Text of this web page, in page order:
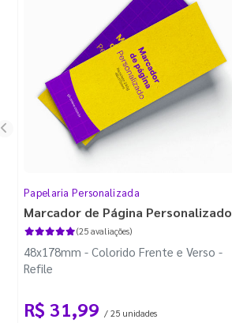
Papelaria Personalizada
Marcador de Página Personalizado
(25 avaliações)
48x178mm - Colorido Frente e Verso -
Refile
R$ 31,99 / 25 unidades